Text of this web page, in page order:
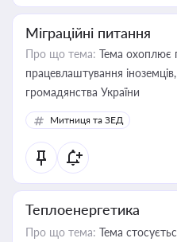
Міграційні питання
Про що тема: Тема охоплює
працевлаштування
громадянства України
Митниця та ЗЕД
Теплоенергетика
Про що тема: Тема